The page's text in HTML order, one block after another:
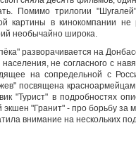
Помимо трилогии
картины в кинокомпании
необычайно широка.
разворачивается на
не согласного с
на сопредельной с
посвящена
"Турист" в подробностях
экшен "Гранит" - про борьбу
внимание на нескольких